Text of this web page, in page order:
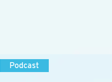
Podcast